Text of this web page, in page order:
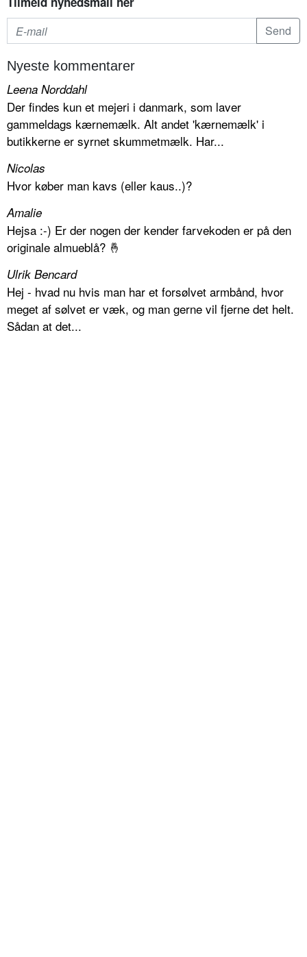
Nyeste kommentarer
Leena Norddahl
Der findes kun et mejeri i danmark, som laver
gammeldags kærnemælk. Alt andet 'kærnemælk' i
butikkerne er syrnet skummetmælk. Har...
Nicolas
Hvor køber man kavs (eller kaus..)?
Amalie
Hejsa :-) Er der nogen der kender farvekoden er på den
originale almueblå? 🤞
Ulrik Bencard
Hej - hvad nu hvis man har et forsølvet armbånd, hvor
meget af sølvet er væk, og man gerne vil fjerne det helt.
Sådan at det...